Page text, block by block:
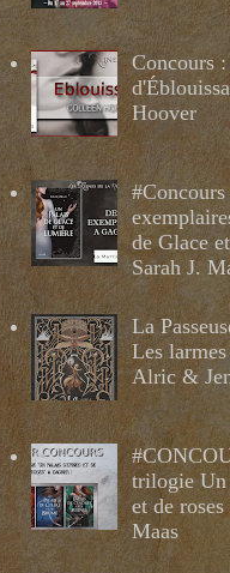
Concours
Hoover
de Glace
Sarah J.
La
Les
Alric &
trilogie Un
et de
Maas